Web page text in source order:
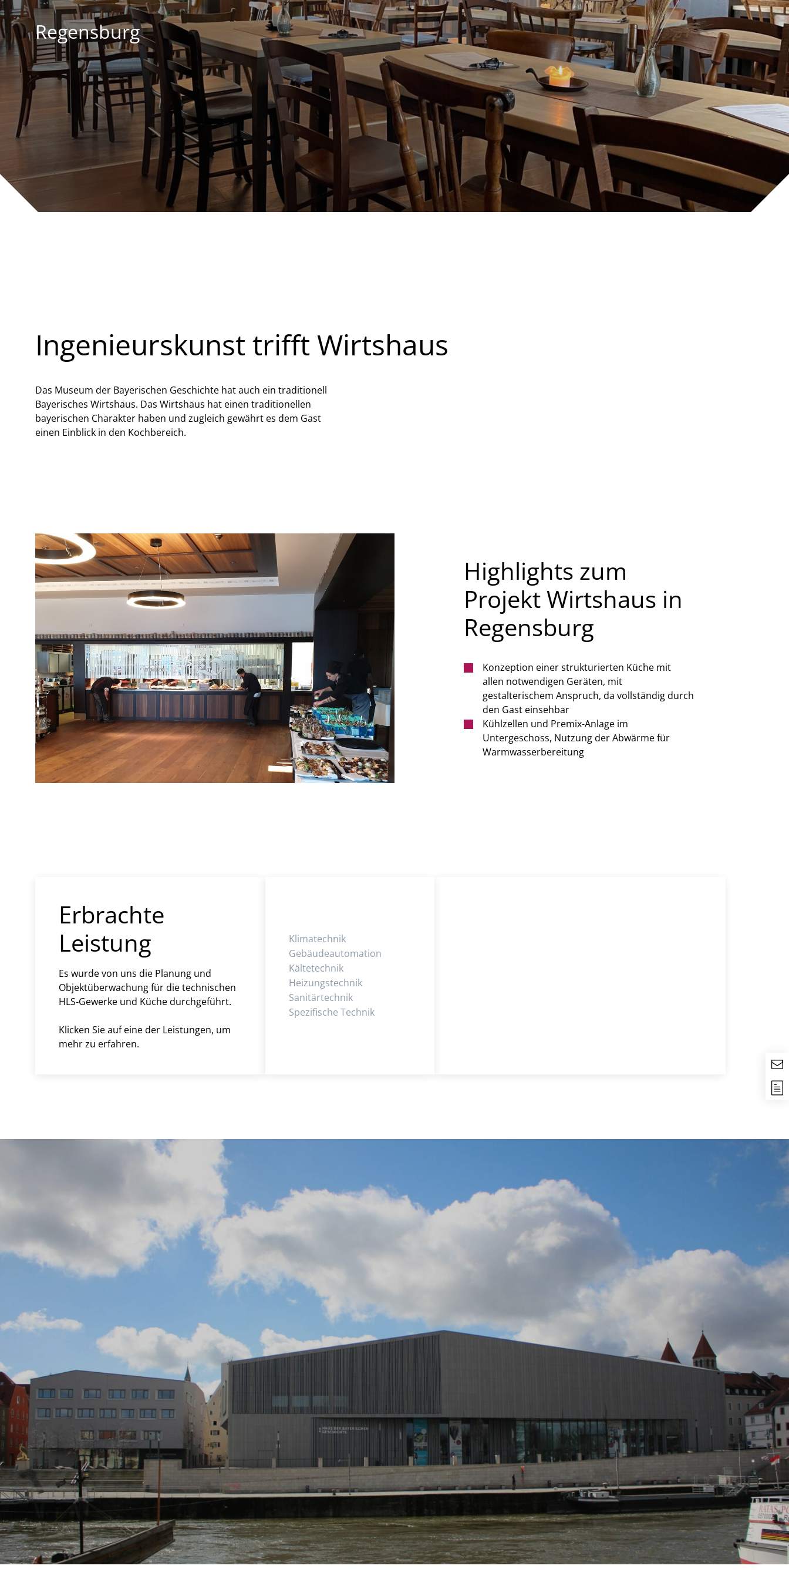
Regensburg
Ingenieurskunst trifft Wirtshaus
Das Museum der Bayerischen Geschichte hat auch ein traditionell
Bayerisches Wirtshaus. Das Wirtshaus hat einen traditionellen
bayerischen Charakter haben und zugleich gewährt es dem Gast
einen Einblick in den Kochbereich.
Highlights zum
Projekt Wirtshaus in
Regensburg
Konzeption einer strukturierten Küche mit
allen notwendigen Geräten, mit
gestalterischem Anspruch, da vollständig durch
den Gast einsehbar
Kühlzellen und Premix-Anlage im
Untergeschoss, Nutzung der Abwärme für
Warmwasserbereitung
Erbrachte
Leistung
Es wurde von uns die Planung und
Objektüberwachung für die technischen
HLS-Gewerke und Küche durchgeführt.
Klicken Sie auf eine der Leistungen, um
mehr zu erfahren.
Klimatechnik
Gebäudeautomation
Kältetechnik
Heizungstechnik
Sanitärtechnik
Spezifische Technik